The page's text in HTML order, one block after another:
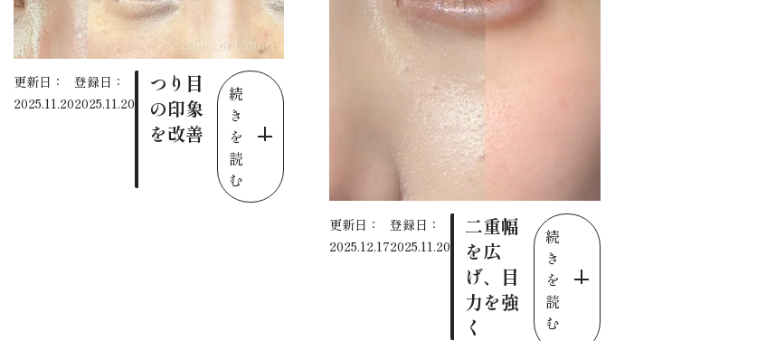
更新日：
2025.11.20
登録日：
2025.11.20
つり目
の印象
を改善
続
き
を
読
む
更新日：
2025.12.17
登録日：
2025.11.20
二重幅
を広
げ、目
力を強
く
続
き
を
読
む